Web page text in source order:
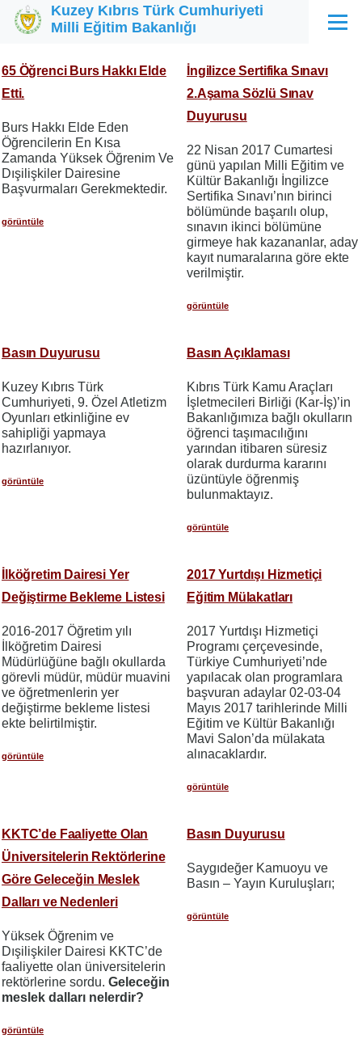
Ana içeriğe atla
Kuzey Kıbrıs Türk Cumhuriyeti
Milli Eğitim Bakanlığı
Menü
65 Öğrenci Burs Hakkı Elde
Etti.
Burs Hakkı Elde Eden
Öğrencilerin En Kısa
Zamanda Yüksek Öğrenim Ve
Dışilişkiler Dairesine
Başvurmaları Gerekmektedir.
görüntüle
İngilizce Sertifika Sınavı
2.Aşama Sözlü Sınav
Duyurusu
22 Nisan 2017 Cumartesi
günü yapılan Milli Eğitim ve
Kültür Bakanlığı İngilizce
Sertifika Sınavı’nın birinci
bölümünde başarılı olup,
sınavın ikinci bölümüne
girmeye hak kazananlar, aday
kayıt numaralarına göre ekte
verilmiştir.
görüntüle
Basın Duyurusu
Kuzey Kıbrıs Türk
Cumhuriyeti, 9. Özel Atletizm
Oyunları etkinliğine ev
sahipliği yapmaya
hazırlanıyor.
görüntüle
Basın Açıklaması
Kıbrıs Türk Kamu Araçları
İşletmecileri Birliği (Kar-İş)’in
Bakanlığımıza bağlı okulların
öğrenci taşımacılığını
yarından itibaren süresiz
olarak durdurma kararını
üzüntüyle öğrenmiş
bulunmaktayız.
görüntüle
İlköğretim Dairesi Yer
Değiştirme Bekleme Listesi
2016-2017 Öğretim yılı
İlköğretim Dairesi
Müdürlüğüne bağlı okullarda
görevli müdür, müdür muavini
ve öğretmenlerin yer
değiştirme bekleme listesi
ekte belirtilmiştir.
görüntüle
2017 Yurtdışı Hizmetiçi
Eğitim Mülakatları
2017 Yurtdışı Hizmetiçi
Programı çerçevesinde,
Türkiye Cumhuriyeti’nde
yapılacak olan programlara
başvuran adaylar 02-03-04
Mayıs 2017 tarihlerinde Milli
Eğitim ve Kültür Bakanlığı
Mavi Salon’da mülakata
alınacaklardır.
görüntüle
KKTC’de Faaliyette Olan
Üniversitelerin Rektörlerine
Göre Geleceğin Meslek
Dalları ve Nedenleri
Yüksek Öğrenim ve
Dışilişkiler Dairesi KKTC’de
faaliyette olan üniversitelerin
rektörlerine sordu. Geleceğin
meslek dalları nelerdir?
görüntüle
Basın Duyurusu
Saygıdeğer Kamuoyu ve
Basın – Yayın Kuruluşları;
görüntüle